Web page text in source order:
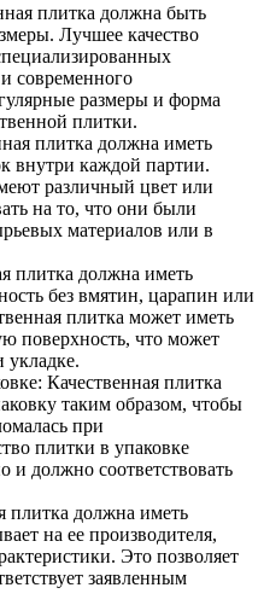
плитка должна быть
Лучшее качество
современного
размеры и форма
плитки.
плитка должна иметь
внутри каждой партии.
различный цвет или
на то, что они были
материалов или в
плитка должна иметь
без вмятин, царапин или
плитка может иметь
поверхность, что может
укладке.
Качественная плитка
таким образом, чтобы
при
плитки в упаковке
и должно соответствовать
плитка должна иметь
на ее производителя,
Это позволяет
заявленным